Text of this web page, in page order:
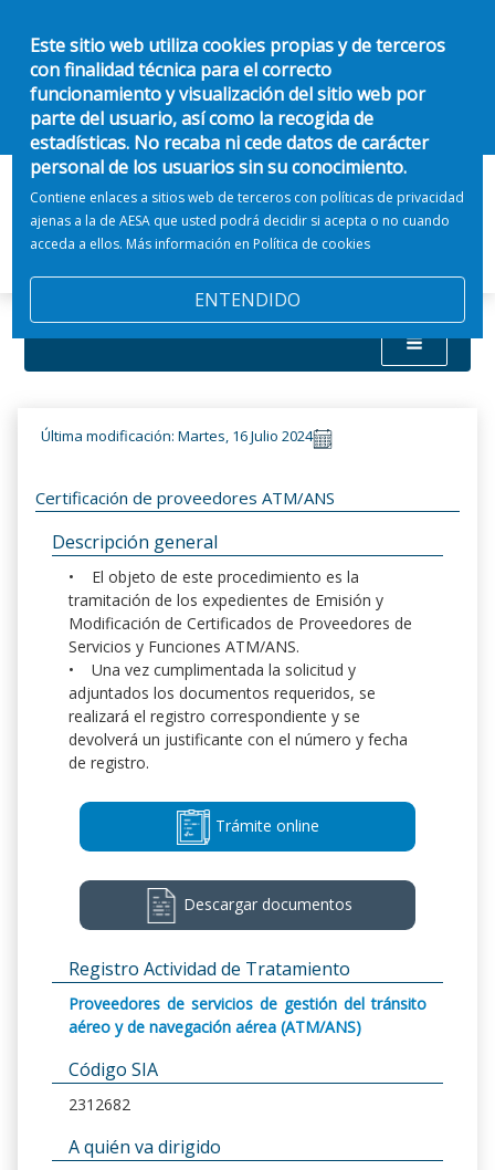
Este sitio web utiliza cookies propias y de terceros
con finalidad técnica para el correcto
funcionamiento y visualización del sitio web por
parte del usuario, así como la recogida de
estadísticas. No recaba ni cede datos de carácter
personal de los usuarios sin su conocimiento.
Contiene enlaces a sitios web de terceros con políticas de privacidad
ajenas a la de AESA que usted podrá decidir si acepta o no cuando
acceda a ellos. Más información en Política de cookies
ENTENDIDO
Última modificación: Martes, 16 Julio 2024
Certificación de proveedores ATM/ANS
Descripción general
• El objeto de este procedimiento es la
tramitación de los expedientes de Emisión y
Modificación de Certificados de Proveedores de
Servicios y Funciones ATM/ANS.
• Una vez cumplimentada la solicitud y
adjuntados los documentos requeridos, se
realizará el registro correspondiente y se
devolverá un justificante con el número y fecha
de registro.
Trámite online
Descargar documentos
Registro Actividad de Tratamiento
Proveedores de servicios de gestión del tránsito
aéreo y de navegación aérea (ATM/ANS)
Código SIA
2312682
A quién va dirigido